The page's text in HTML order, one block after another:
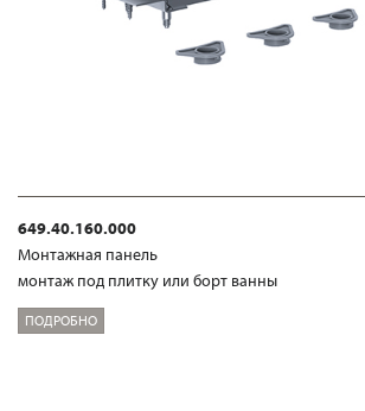
649.40.160.000
Mонтажная панель
монтаж под плитку или борт ванны
ПОДРОБНО